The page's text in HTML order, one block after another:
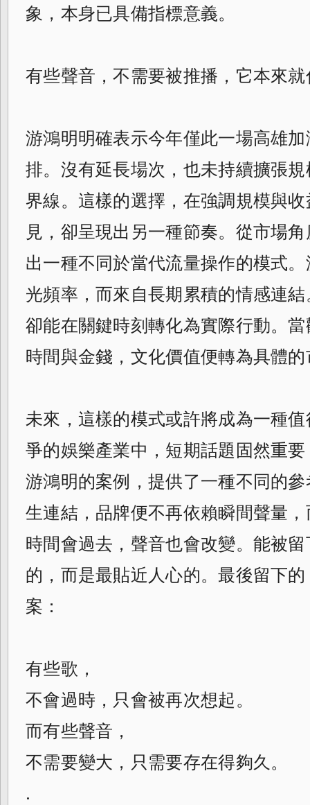
象，本身已具備指標意義。
有些聲音，不需要被推播，它本來
游鴻明明確表示今年僅此一場高雄
排。沒有延長場次，也未持續擴張
界線。這樣的選擇，在強調規模與
見，卻呈現出另一種節奏。從市場
出一種不同於當代流量操作的模式
光頻率，而來自長期累積的情感連
卻能在關鍵時刻轉化為實際行動。
時間與金錢，文化價值便轉為具體
未來，這樣的模式或許將成為一種
爭的娛樂產業中，短期話題固然重
游鴻明的案例，提供了一種不同的
生連結，品牌便不再依賴瞬間聲量
時間會過去，聲音也會改變。能被
的，而是最貼近人心的。最後留下
案：
有些歌，
不會過時，只會被再次想起。
而有些聲音，
不需要變大，只需要存在得夠久。
.